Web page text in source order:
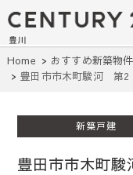
豊田市の中
住宅・土地
リノベ物件探
リー21豊川
建て・土地探しはセンチュリー
川へ。豊田市内の最新物件情報
時更新中！駅近、建築条件無
ット可、学区別など、お客様の
わり条件に合わせて理想の物
Home
おすすめ新築物件
豊田市市木町駿河 第
新築戸建
豊田市市木町